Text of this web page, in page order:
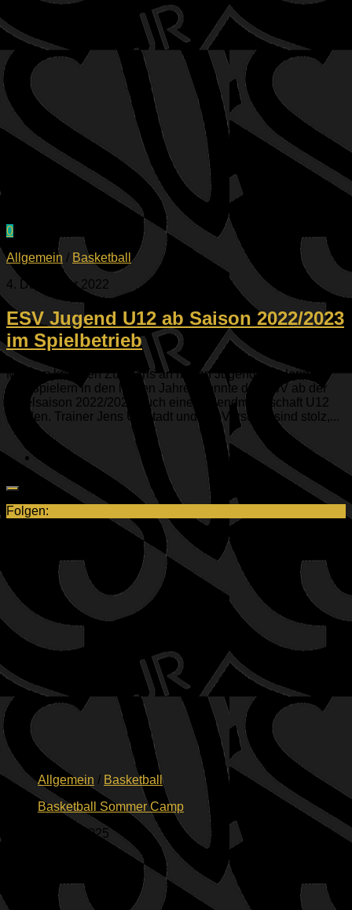
0
Allgemein / Basketball
4. Dezember 2022
ESV Jugend U12 ab Saison 2022/2023
im Spielbetrieb
Mit dem kräftigen Zuwachs an neuen Jugend Spielerinnen
und Spielern in den letzten Jahren konnte der ESV ab der
Spielsaison 2022/2023 auch eine Jugendmannschaft U12
melden. Trainer Jens Umstadt und der Vorstand sind stolz,...
Folgen:
Allgemein / Basketball
Basketball Sommer Camp
31. Juli 2025